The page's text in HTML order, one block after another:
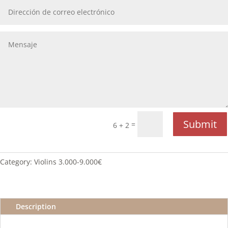
6 + 2 = Submit
Category: Violins 3.000-9.000€
Description